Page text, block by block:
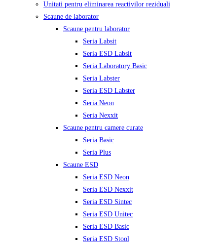
Unitati pentru eliminarea reactivilor reziduali
Scaune de laborator
Scaune pentru laborator
Seria Labsit
Seria ESD Labsit
Seria Laboratory Basic
Seria Labster
Seria ESD Labster
Seria Neon
Seria Nexxit
Scaune pentru camere curate
Seria Basic
Seria Plus
Scaune ESD
Seria ESD Neon
Seria ESD Nexxit
Seria ESD Sintec
Seria ESD Unitec
Seria ESD Basic
Seria ESD Stool